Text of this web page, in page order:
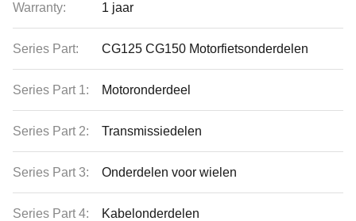
Warranty: 1 jaar
Series Part: CG125 CG150 Motorfietsonderdelen
Series Part 1: Motoronderdeel
Series Part 2: Transmissiedelen
Series Part 3: Onderdelen voor wielen
Series Part 4: Kabelonderdelen